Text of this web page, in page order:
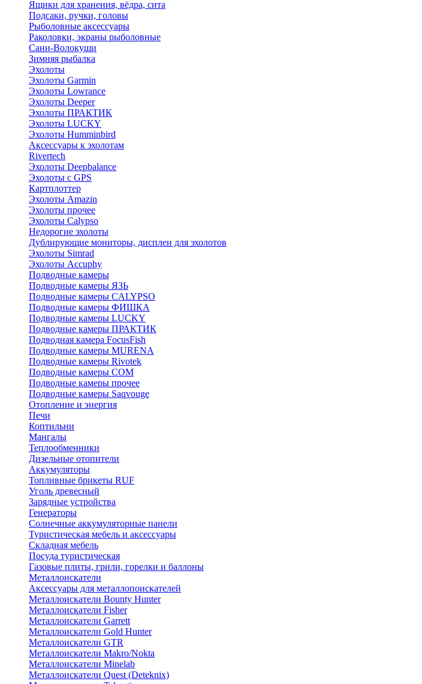
Ящики для хранения, вёдра, сита
Подсаки, ручки, головы
Рыболовные аксессуары
Раколовки, экраны рыболовные
Сани-Волокуши
Зимняя рыбалка
Эхолоты
Эхолоты Garmin
Эхолоты Lowrance
Эхолоты Deeper
Эхолоты ПРАКТИК
Эхолоты LUCKY
Эхолоты Humminbird
Аксессуары к эхолотам
Rivertech
Эхолоты Deepbalance
Эхолоты с GPS
Картплоттер
Эхолоты Amazin
Эхолоты прочее
Эхолоты Calypso
Недорогие эхолоты
Дублирующие мониторы, дисплеи для эхолотов
Эхолоты Simrad
Эхолоты Accuphy
Подводные камеры
Подводные камеры ЯЗЬ
Подводные камеры CALYPSO
Подводные камеры ФИШКА
Подводные камеры LUCKY
Подводные камеры ПРАКТИК
Подводная камера FocusFish
Подводные камеры MURENA
Подводные камеры Rivotek
Подводные камеры СОМ
Подводные камеры прочее
Подводные камеры Saqvouge
Отопление и энергия
Печи
Коптильни
Мангалы
Теплообменники
Дизельные отопители
Аккумуляторы
Топливные брикеты RUF
Уголь древесный
Зарядные устройства
Генераторы
Солнечные аккумуляторные панели
Туристическая мебель и аксессуары
Складная мебель
Посуда туристическая
Газовые плиты, грили, горелки и баллоны
Металлоискатели
Аксессуары для металлопоискателей
Металлоискатели Bounty Hunter
Металлоискатели Fisher
Металлоискатели Garrett
Металлоискатели Gold Hunter
Металлоискатели GTR
Металлоискатели Makro/Nokta
Металлоискатели Minelab
Металлоискатели Quest (Deteknix)